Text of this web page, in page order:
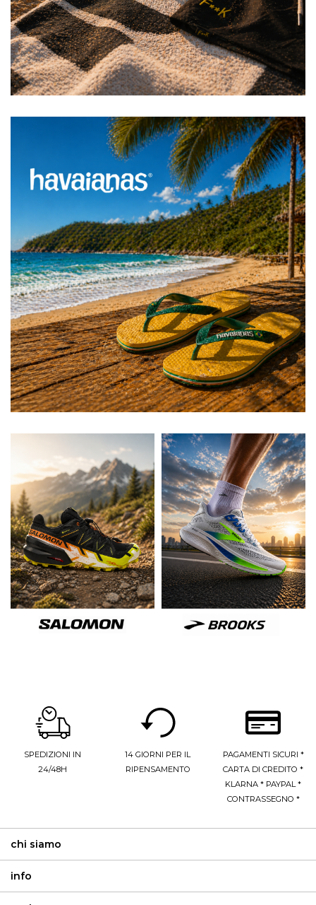
SPEDIZIONI IN
24/48H
14 GIORNI PER IL
RIPENSAMENTO
PAGAMENTI SICURI *
CARTA DI CREDITO *
KLARNA * PAYPAL *
CONTRASSEGNO *
chi siamo
info